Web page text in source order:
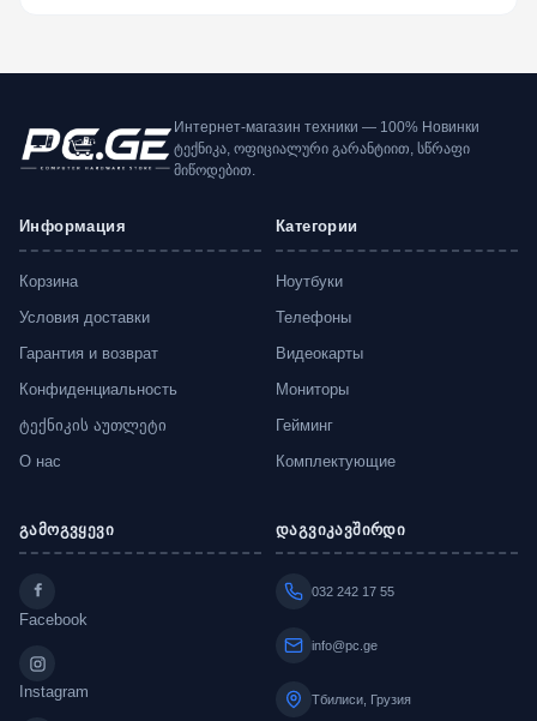
Интернет-магазин техники — 100% Новинки
ტექნიკა, ოფიციალური გარანტიით, სწრაფი
მიწოდებით.
Информация
Корзина
Условия доставки
Гарантия и возврат
Конфиденциальность
ტექნიკის აუთლეტი
О нас
Категории
Ноутбуки
Телефоны
Видеокарты
Мониторы
Гейминг
Комплектующие
გამოგვყევი
Facebook
Instagram
დაგვიკავშირდი
032 242 17 55
info@pc.ge
Тбилиси, Грузия